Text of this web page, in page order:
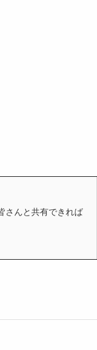
さんと共有できれば